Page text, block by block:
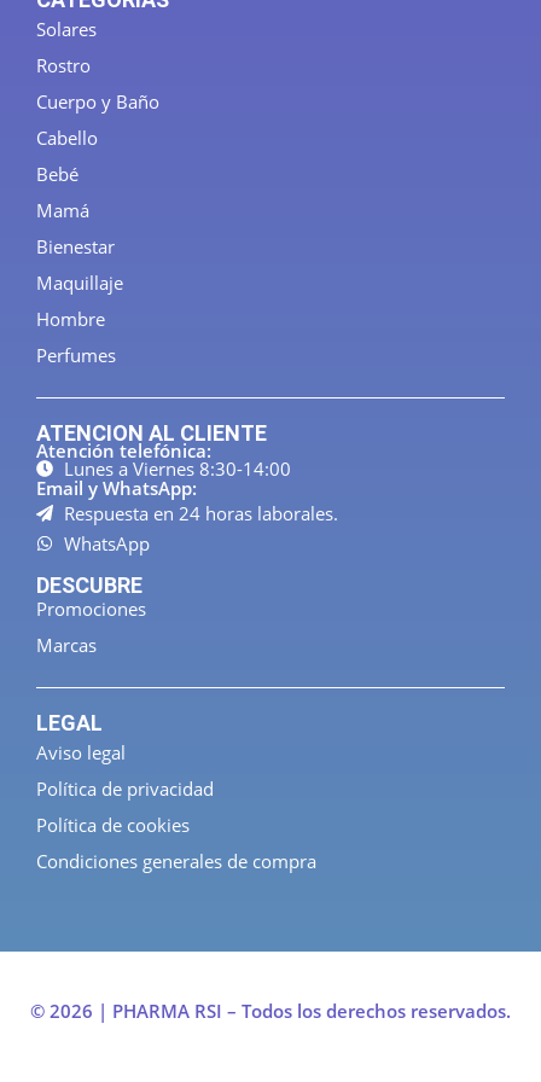
Solares
Rostro
Cuerpo y Baño
Cabello
Bebé
Mamá
Bienestar
Maquillaje
Hombre
Perfumes
ATENCION AL CLIENTE
Atención telefónica:
Lunes a Viernes 8:30-14:00
Email y WhatsApp:
Respuesta en 24 horas laborales.
WhatsApp
DESCUBRE
Promociones
Marcas
LEGAL
Aviso legal
Política de privacidad
Política de cookies
Condiciones generales de compra
© 2026 | PHARMA RSI – Todos los derechos reservados.